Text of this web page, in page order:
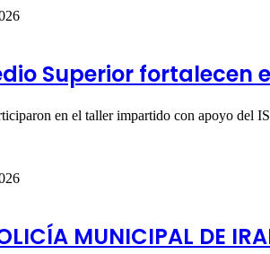
Superior
en el taller impartido con apoyo
MUNICIPAL DE